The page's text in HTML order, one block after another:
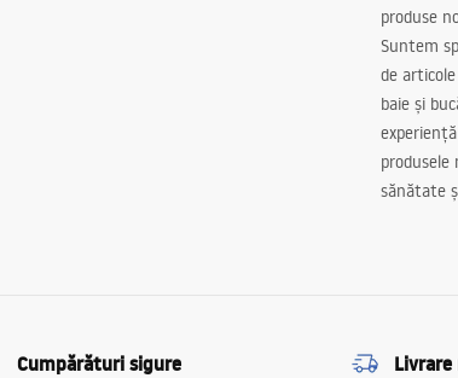
produse
Suntem
de
baie și
sănătate
Cumpărături sigure